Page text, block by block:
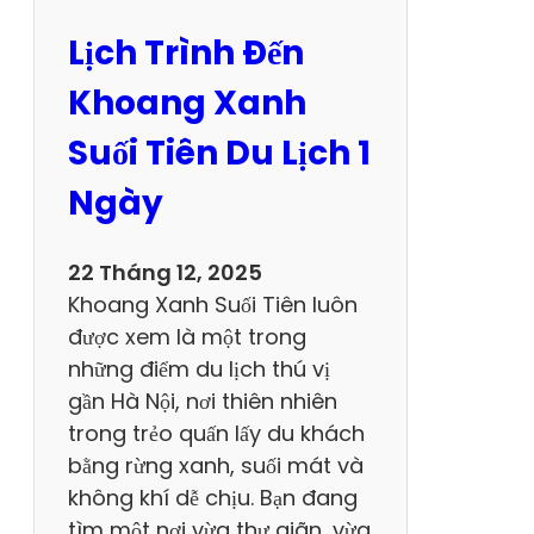
h
ô
n
g
B
ỏ
Q
u
a
K
h
i
Lịch Trình Đến
Khoang Xanh
Suối Tiên Du Lịch 1
Ngày
22 Tháng 12, 2025
Khoang Xanh Suối Tiên luôn
được xem là một trong
những điểm du lịch thú vị
gần Hà Nội, nơi thiên nhiên
trong trẻo quấn lấy du khách
bằng rừng xanh, suối mát và
không khí dễ chịu. Bạn đang